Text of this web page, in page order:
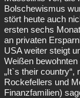
Bolschewismus
stört heute auch
ersten sechs
an privaten
USA weiter steigt
Weißen
„It`s their
Rockefellers und
Finanzfamilien)